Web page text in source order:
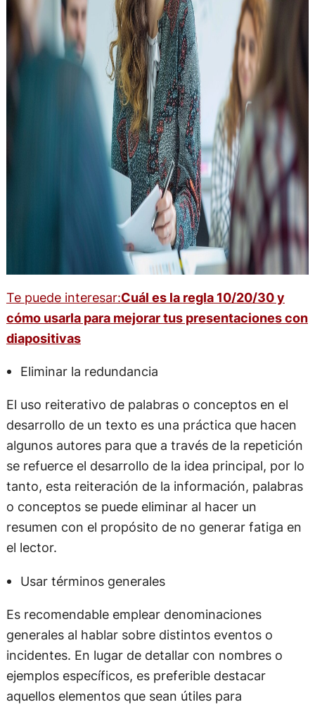
Te puede interesar:Cuál es la regla 10/20/30 y
cómo usarla para mejorar tus presentaciones con
diapositivas
Eliminar la redundancia
El uso reiterativo de palabras o conceptos en el
desarrollo de un texto es una práctica que hacen
algunos autores para que a través de la repetición
se refuerce el desarrollo de la idea principal, por lo
tanto, esta reiteración de la información, palabras
o conceptos se puede eliminar al hacer un
resumen con el propósito de no generar fatiga en
el lector.
Usar términos generales
Es recomendable emplear denominaciones
generales al hablar sobre distintos eventos o
incidentes. En lugar de detallar con nombres o
ejemplos específicos, es preferible destacar
aquellos elementos que sean útiles para